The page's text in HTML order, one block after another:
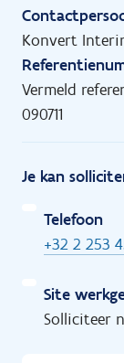
Konvert
Vermeld
090711
Je kan
Telefoon
+32 2 253
Site
Solliciteer